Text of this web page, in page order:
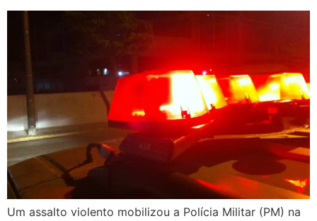
Um assalto violento mobilizou a Polícia Militar (PM) na